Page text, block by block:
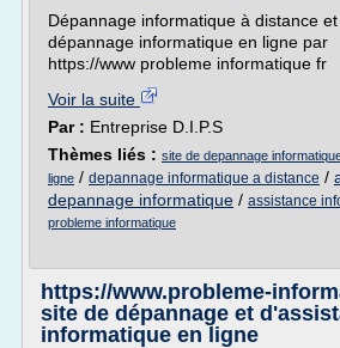
Dépannage informatique à distance et
dépannage informatique en ligne par
https://www probleme informatique fr
Voir la suite
Par : Entreprise D.I.P.S
Thèmes liés : site de depannage
ligne / depannage informatique a distance /
depannage informatique / assistance
probleme informatique
https://www.probleme-
site de dépannage et
informatique en ligne